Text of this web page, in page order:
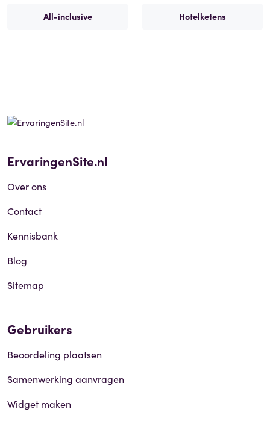
All-inclusive Hotelketens
ErvaringenSite.nl
Over ons
Contact
Kennisbank
Blog
Sitemap
Gebruikers
Beoordeling plaatsen
Samenwerking aanvragen
Widget maken